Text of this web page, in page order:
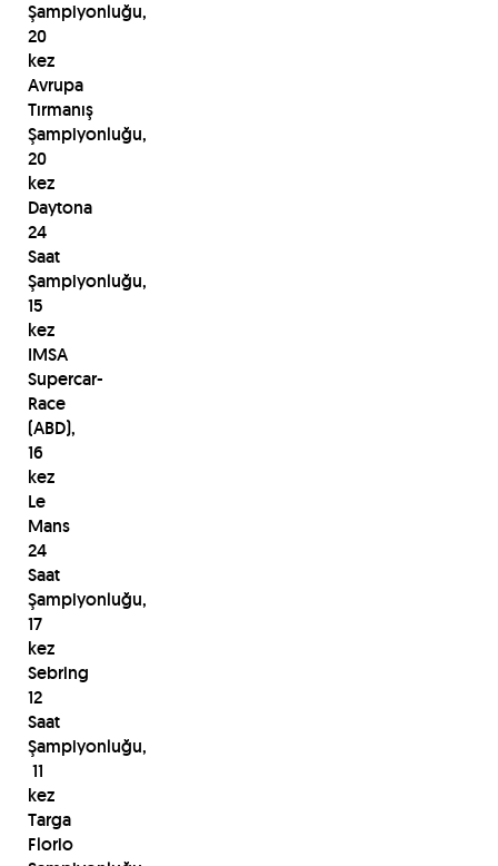
Şampiyonluğu,
20
kez
Avrupa
Tırmanış
Şampiyonluğu,
20
kez
Daytona
24
Saat
Şampiyonluğu,
15
kez
IMSA
Supercar-
Race
(ABD),
16
kez
Le
Mans
24
Saat
Şampiyonluğu,
17
kez
Sebring
12
Saat
Şampiyonluğu,
11
kez
Targa
Florio